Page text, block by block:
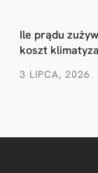
Ile prądu
koszt
3 LIPCA, 2026